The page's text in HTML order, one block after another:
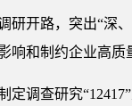
研开路，突出“深
响和制约企业高
定调查研究